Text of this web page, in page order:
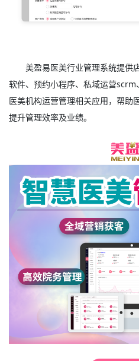
美盈易医美行业管理系统提供
软件、预约小程序、私域运营
医美机构运营管理相关应用，帮助
提升管理效率及业绩。